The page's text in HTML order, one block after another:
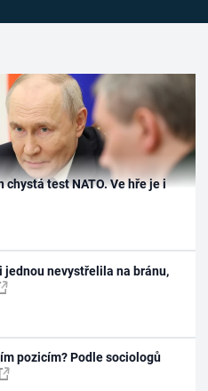
test NATO. Ve hře je i
jednou nevystřelila na bránu,
pozicím? Podle sociologů